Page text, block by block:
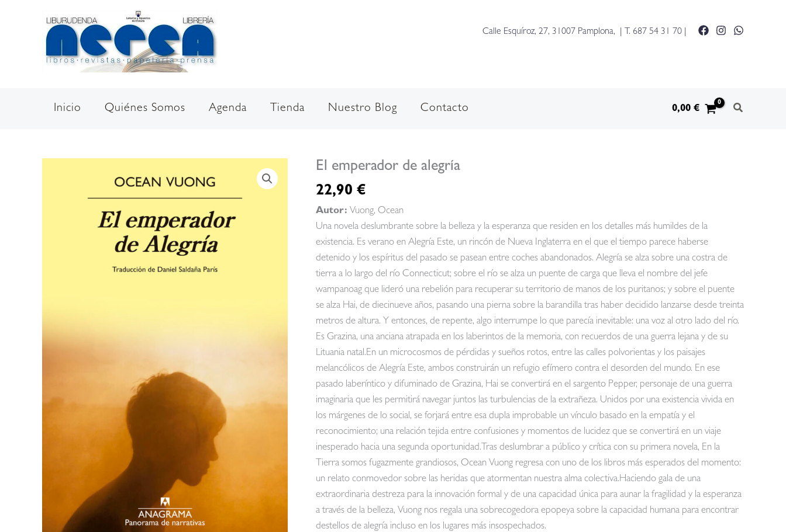
Calle Esquíroz, 27, 31007 Pamplona, | T. 687 54 31 70
Inicio Quiénes Somos Agenda Tienda Nuestro Blog Contacto 0,00€
El emperador de alegría
22,90 €
Autor: Vuong, Ocean
Una novela deslumbrante sobre la belleza y la esperanza que residen en los detalles más humildes de la
existencia. Es verano en Alegría Este, un rincón de Nueva Inglaterra en el que el tiempo parece haberse
detenido y los espíritus del pasado se pasean entre coches abandonados. Alegría se alza sobre una costra de
tierra a lo largo del río Connecticut; sobre el río se alza un puente de carga que lleva el nombre del jefe
wampanoag que lideró una rebelión para recuperar su territorio de manos de los puritanos; y sobre el puente
se alza Hai, de diecinueve años, pasando una pierna sobre la barandilla tras haber decidido lanzarse desde treinta
metros de altura. Y entonces, de repente, algo interrumpe lo que parecía inevitable: una voz al otro lado del río.
Es Grazina, una anciana atrapada en los laberintos de la memoria, con recuerdos de una guerra lejana y de su
Lituania natal.En un microcosmos de pérdidas y sueños rotos, entre las calles polvorientas y los paisajes
melancólicos de Alegría Este, ambos construirán un refugio efímero contra el desorden del mundo. En ese
pasado laberíntico y difuminado de Grazina, Hai se convertirá en el sargento Pepper, personaje de una guerra
imaginaria que les permitirá navegar juntos las turbulencias de la extrañeza. Unidos por una existencia vivida en
los márgenes de lo social, se forjará entre esa dupla improbable un vínculo basado en la empatía y el
reconocimiento; una relación tejida entre confusiones y momentos de lucidez que se convertirá en un viaje
inesperado hacia una segunda oportunidad.Tras deslumbrar a público y crítica con su primera novela, En la
Tierra somos fugazmente grandiosos, Ocean Vuong regresa con uno de los libros más esperados del momento:
un relato conmovedor sobre las heridas que atormentan nuestra alma colectiva.Haciendo gala de una
extraordinaria destreza para la innovación formal y de una capacidad única para aunar la fragilidad y la esperanza
a través de la belleza, Vuong nos regala una sobrecogedora epopeya sobre la capacidad humana para encontrar
destellos de alegría incluso en los lugares más insospechados.